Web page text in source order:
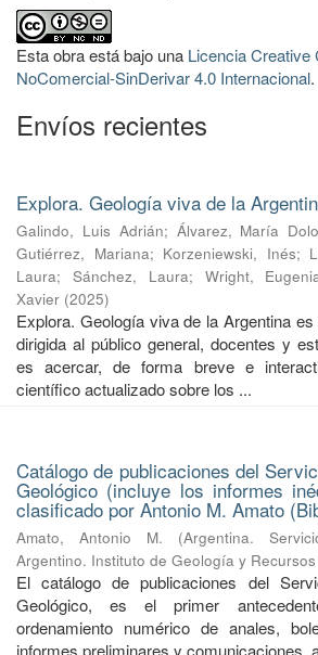
Esta obra está bajo una Licencia
NoComercial-SinDerivar 4.0 Internacional.
Envíos recientes
Explora. Geología viva de la
Galindo, Luis Adrián; Álvarez, María
Gutiérrez, Mariana; Korzeniewski, Inés;
Laura; Sánchez, Laura; Wright,
Xavier (2025)
Explora. Geología viva de la Argentina
dirigida al público general, docentes y
es acercar, de forma breve e
científico actualizado sobre los ...
Catálogo de publicaciones del
Geológico (incluye los informes
clasificado por Antonio M. Amato
Amato, Antonio M. (Argentina.
Argentino. Instituto de Geología y
El catálogo de publicaciones del
Geológico, es el primer
ordenamiento numérico de anales,
informes preliminares y comunicaciones,